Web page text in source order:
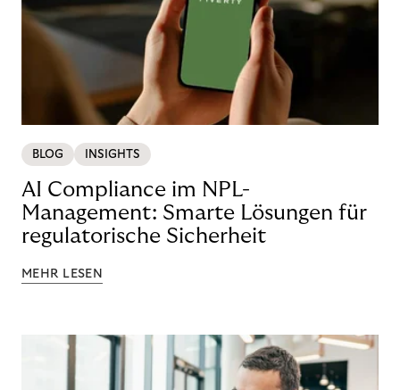
BLOG INSIGHTS
AI Compliance im NPL-
Management: Smarte Lösungen für
regulatorische Sicherheit
MEHR LESEN